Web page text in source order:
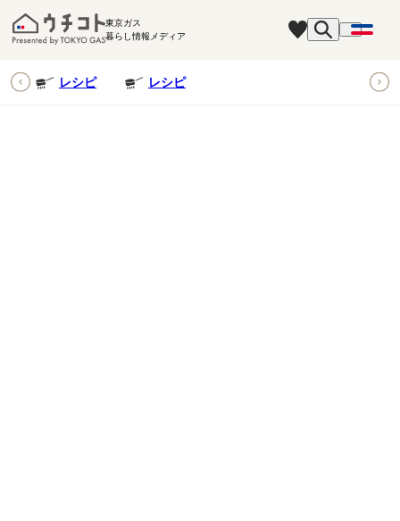
東京ガス
暮らし情報メディア
レシピ レシピ